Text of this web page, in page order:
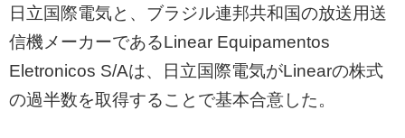
日立国際電気と、ブラジル連邦共和国の放送用送
信機メーカーであるLinear Equipamentos
Eletronicos S/Aは、日立国際電気がLinearの株式
の過半数を取得することで基本合意した。